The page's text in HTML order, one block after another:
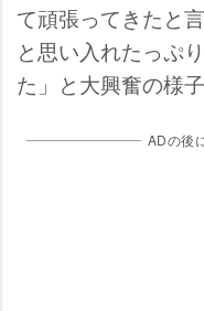
て頑張ってきたと
と思い入れたっぷ
た」と大興奮の様子
ADの後